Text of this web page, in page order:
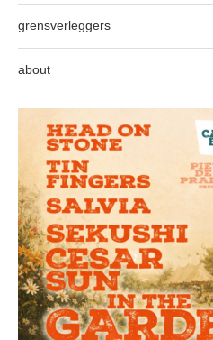
grensverleggers
about